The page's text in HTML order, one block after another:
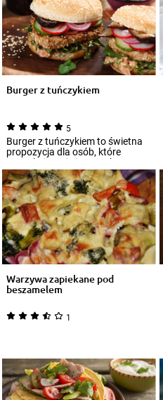
Burger z tuńczykiem
5
Burger z tuńczykiem to świetna
propozycja dla osób, które
poszukują wciąż nowych
kombinacji tego...
Warzywa zapiekane pod
beszamelem
1